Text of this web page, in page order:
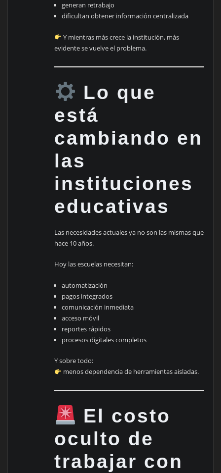
generan retrabajo
dificultan obtener información centralizada
Y mientras más crece la institución, más
evidente se vuelve el problema.
Lo que
está
cambiando en
las
instituciones
educativas
Las necesidades actuales ya no son las mismas que
hace 10 años.
Hoy las escuelas necesitan:
automatización
pagos integrados
comunicación inmediata
acceso móvil
reportes rápidos
procesos digitales completos
Y sobre todo:
menos dependencia de herramientas aisladas.
El costo
oculto de
trabajar con